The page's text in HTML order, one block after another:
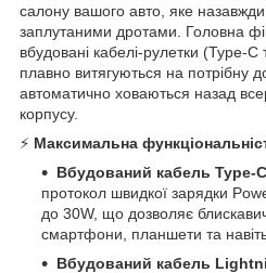
салону вашого авто, яке назавжди
заплутаними дротами. Головна
вбудовані кабелі-рулетки (Type-
плавно витягуються на потрібну
автоматично ховаються назад
корпусу.
⚡ Максимальна
Вбудований кабель Type-
протокол швидкої зарядки
до 30W, що дозволяє
смартфони, планшети та навіть
Вбудований кабель